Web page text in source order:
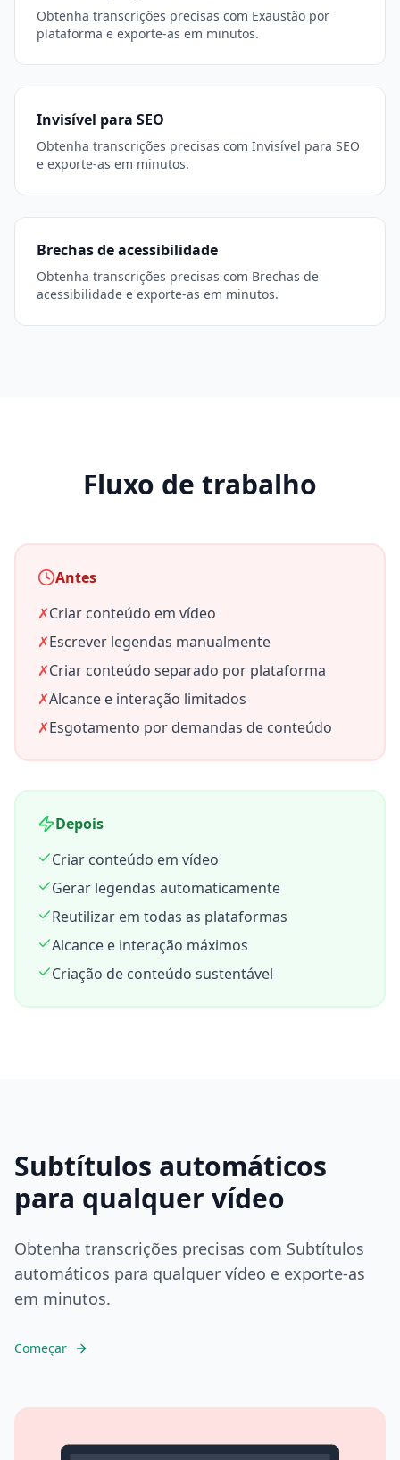
Obtenha transcrições precisas com Exaustão por
plataforma e exporte-as em minutos.
Invisível para SEO
Obtenha transcrições precisas com Invisível para SEO
e exporte-as em minutos.
Brechas de acessibilidade
Obtenha transcrições precisas com Brechas de
acessibilidade e exporte-as em minutos.
Fluxo de trabalho
Antes
✗Criar conteúdo em vídeo
✗Escrever legendas manualmente
✗Criar conteúdo separado por plataforma
✗Alcance e interação limitados
✗Esgotamento por demandas de conteúdo
Depois
Criar conteúdo em vídeo
Gerar legendas automaticamente
Reutilizar em todas as plataformas
Alcance e interação máximos
Criação de conteúdo sustentável
Subtítulos automáticos
para qualquer vídeo
Obtenha transcrições precisas com Subtítulos
automáticos para qualquer vídeo e exporte-as
em minutos.
Começar